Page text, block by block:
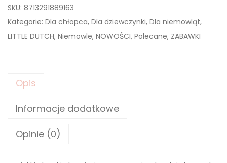
SKU: 8713291889163
Kategorie: Dla chłopca, Dla dziewczynki, Dla niemowląt,
LITTLE DUTCH, Niemowle, NOWOŚCI, Polecane, ZABAWKI
Opis
Informacje dodatkowe
Opinie (0)